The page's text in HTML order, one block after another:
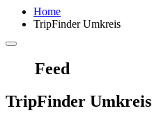
Home
TripFinder Umkreis
Feed
TripFinder Umkreis